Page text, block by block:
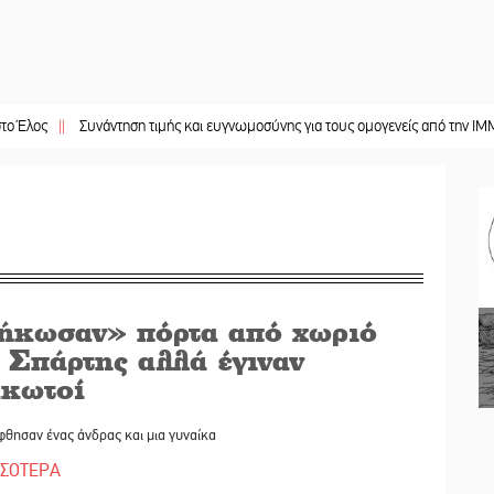
Συνάντηση τιμής και ευγνωμοσύνης για τους ομογενείς από την ΙΜΜΣ || Στο
πόρτα από χωριό
Σπάρτης αλλά έγιναν
ένας άνδρας και μια γυναίκα